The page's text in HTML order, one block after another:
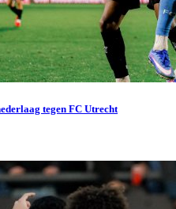
tegen FC Utrecht